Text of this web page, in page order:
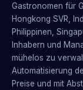
Gastronomen für
Hongkong SVR,
Philippinen,
Inhabern und
mühelos zu
Automatisierung
Preise und mit